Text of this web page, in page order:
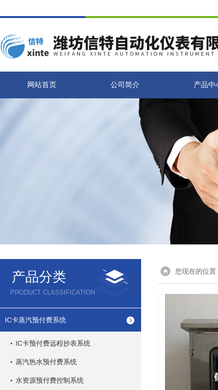
网站首页 公司简介 产品中
产品分类
PRODUCT CLASSIFICATION
IC卡蒸汽预付费系统
IC卡预付费远程抄表系统
蒸汽热水预付费系统
水资源预付费控制系统
您现在的位置